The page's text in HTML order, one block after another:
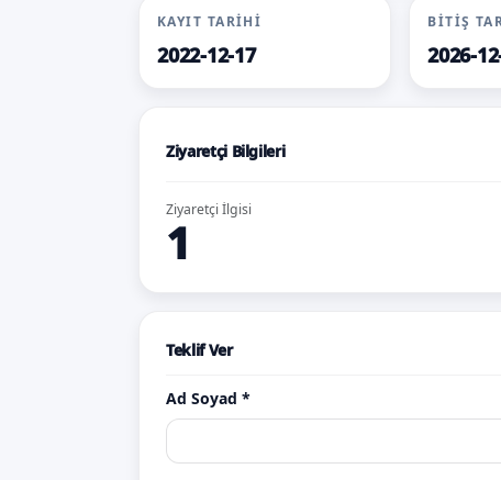
KAYIT TARIHI
2022-12-17
BITIŞ
2026-
Ziyaretçi Bilgileri
Ziyaretçi İlgisi
1
Teklif Ver
Ad Soyad *